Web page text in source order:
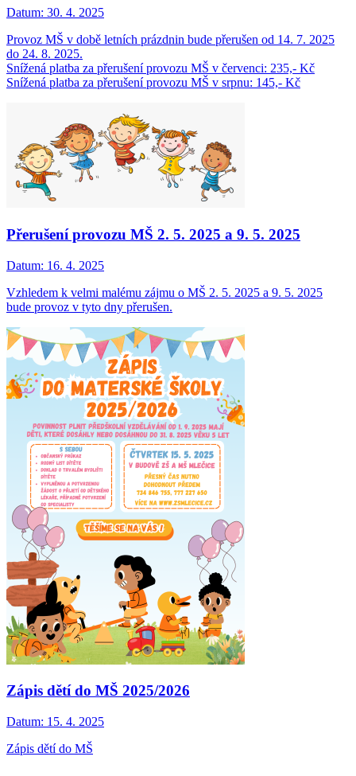
Datum: 30. 4. 2025
Provoz MŠ v době letních prázdnin bude přerušen od 14. 7. 2025
do 24. 8. 2025.
Snížená platba za přerušení provozu MŠ v červenci: 235,- Kč
Snížená platba za přerušení provozu MŠ v srpnu: 145,- Kč
Přerušení provozu MŠ 2. 5. 2025 a 9. 5. 2025
Datum: 16. 4. 2025
Vzhledem k velmi malému zájmu o MŠ 2. 5. 2025 a 9. 5. 2025
bude provoz v tyto dny přerušen.
Zápis dětí do MŠ 2025/2026
Datum: 15. 4. 2025
Zápis dětí do MŠ